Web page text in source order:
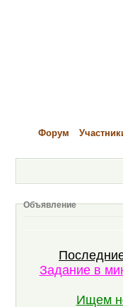
Форум
Объявление
Задание в
Ищем